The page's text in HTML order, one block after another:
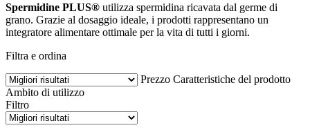
Spermidine PLUS® utilizza spermidina ricavata dal germe di
grano. Grazie al dosaggio ideale, i prodotti rappresentano un
integratore alimentare ottimale per la vita di tutti i giorni.
Filtra e ordina
Prezzo Caratteristiche del prodotto
Ambito di utilizzo
Filtro